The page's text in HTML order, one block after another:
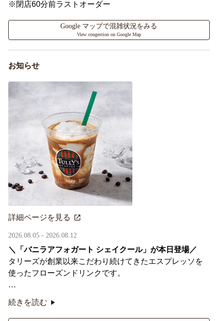
※閉店60分前ラストオーダー
Google マップで混雑状況をみる
View congestion on Google Map
お知らせ
詳細ページを見る
2026.08.05 - 2026.08.12
＼「バニラアフォガート シェイクール」が本日登場／
タリーズが創業以来こだわり続けてきたエスプレッソを
使ったフローズンドリンクです。
オリジナルシールがその場で当たるキャンペーンも実
施！
続きを読む